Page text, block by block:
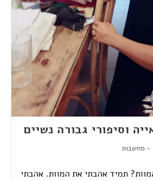
וסיפורי גבורה נשיים
- מחשבות
תמיד אהבתי את המוות. אהבתי